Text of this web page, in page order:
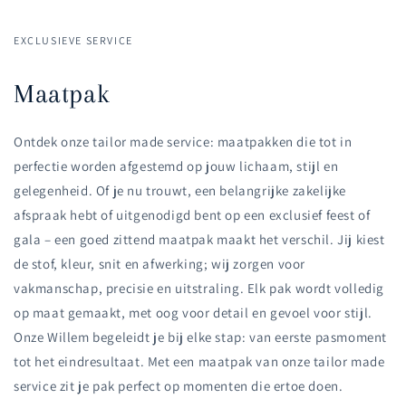
EXCLUSIEVE SERVICE
Maatpak
Ontdek onze tailor made service: maatpakken die tot in
perfectie worden afgestemd op jouw lichaam, stijl en
gelegenheid. Of je nu trouwt, een belangrijke zakelijke
afspraak hebt of uitgenodigd bent op een exclusief feest of
gala – een goed zittend maatpak maakt het verschil. Jij kiest
de stof, kleur, snit en afwerking; wij zorgen voor
vakmanschap, precisie en uitstraling. Elk pak wordt volledig
op maat gemaakt, met oog voor detail en gevoel voor stijl.
Onze Willem begeleidt je bij elke stap: van eerste pasmoment
tot het eindresultaat. Met een maatpak van onze tailor made
service zit je pak perfect op momenten die ertoe doen.